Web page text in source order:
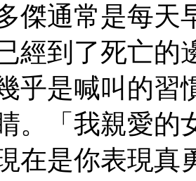
通常是每天
經到了死亡的
乎是喊叫的習
。「我親愛的
在是你表現真